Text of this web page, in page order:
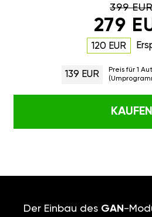
399
279
120 EUR
139 EUR
Preis für 1
KAUFEN
Der Einbau des GAN -